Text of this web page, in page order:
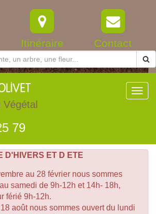
Itinéraire Contact
79
D'HIVERS ET D ETE
au 28 février nous sommes
samedi de 9h-12h et 14h- 18h,
férié 9h-12h.
août nous sommes ouvert du lundi